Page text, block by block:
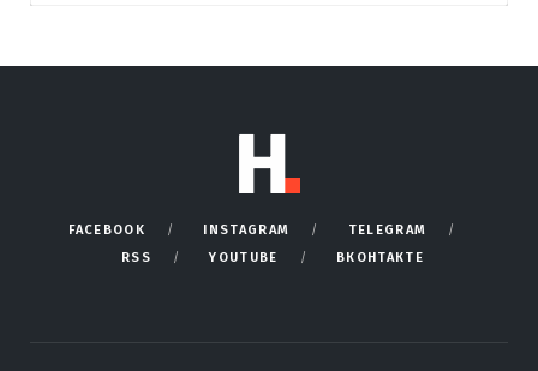
FACEBOOK INSTAGRAM
TELEGRAM
RSS
YOUTUBE ВКОНТАКТЕ